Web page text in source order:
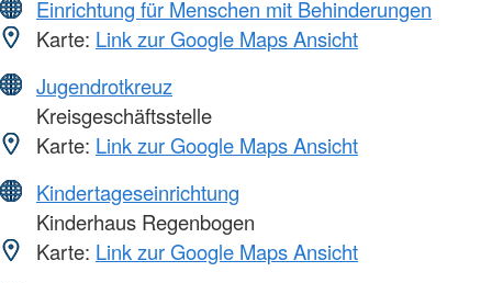
Einrichtung für Menschen mit Behinderungen
Karte: Link zur Google Maps Ansicht
Jugendrotkreuz
Kreisgeschäftsstelle
Karte: Link zur Google Maps Ansicht
Kindertageseinrichtung
Kinderhaus Regenbogen
Karte: Link zur Google Maps Ansicht